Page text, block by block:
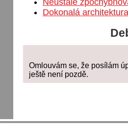
Neustále
Dokonalá
Omlouvám se, že posílám
ještě není pozdě.